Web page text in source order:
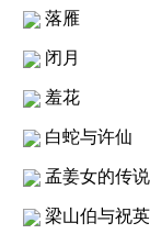
落雁
闭月
羞花
白蛇与许仙
孟姜女的传说
梁山伯与祝